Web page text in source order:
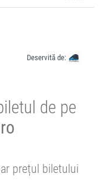
Deservită de:
de pe
prețul biletului